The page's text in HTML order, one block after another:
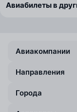
Авиабилеты в
Авиакомпании
Направления
Города